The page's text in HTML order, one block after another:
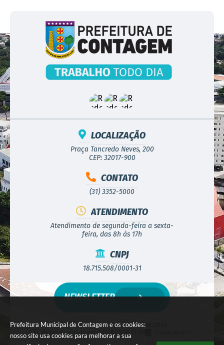
Prefeitura Municipal de Contagem e os cookies:
nosso site usa cookies para melhorar a sua
LOCALIZAÇÃO
Praça Tancredo Neves, 200
CEP: 32017-900
CONTATO
(31) 3352-5000
ATENDIMENTO
Atendimento de segunda-feira a sexta-
feira, das 8h às 17h
CNPJ
18.715.508/0001-31
Versão do Sistema:3.5.3 - 19/06/2026
Portal atualizado em:
06/08/2026 11:08
NEWSLETTER